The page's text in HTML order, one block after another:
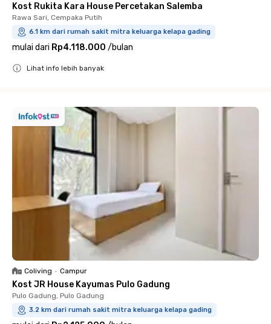
Kost Rukita Kara House Percetakan Salemba
Rawa Sari, Cempaka Putih
6.1 km dari rumah sakit mitra keluarga kelapa gading
mulai dari Rp4.118.000 /bulan
Lihat info lebih banyak
Coliving • Campur
Kost JR House Kayumas Pulo Gadung
Pulo Gadung, Pulo Gadung
3.2 km dari rumah sakit mitra keluarga kelapa gading